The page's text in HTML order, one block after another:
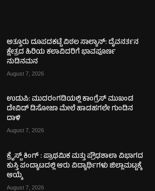
ಅತ್ತೂರು ದೂಪದಕಟ್ಟೆ ವಿಠಲ ಸಾಲ್ಯಾನ್: ದೈವನರ್ತನ
ಕ್ಷೇತ್ರದ ಹಿರಿಯ ಕಲಾವಿದರಿಗೆ ಭಾವಪೂರ್ಣ
ನುಡಿನಮನ
August 7, 2026
ಉಡುಪಿ: ಮುದರಂಗಡಿಯಲ್ಲಿ ಕಾಂಗ್ರೆಸ್ ಮುಖಂಡ
ಡೇವಿಡ್ ಡಿಸೋಜಾ ಮೇಲೆ ಹಾಡಹಗಲೇ ಗುಂಡಿನ
ದಾಳಿ
August 7, 2026
ಕ್ರೈಸ್ಟ್ ಕಿಂಗ್ : ಪ್ರಾಥಮಿಕ ಮತ್ತು ಪ್ರೌಢಶಾಲಾ ವಿಭಾಗದ
ಕುಸ್ತಿ ಪಂದ್ಯಾಟದಲ್ಲಿ ಆರು ವಿದ್ಯಾರ್ಥಿಗಳು ಜಿಲ್ಲಾಮಟ್ಟಕ್ಕೆ
ಆಯ್ಕೆ
August 7, 2026